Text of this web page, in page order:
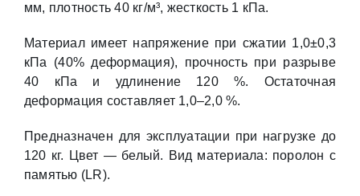
мм, плотность 40 кг/м³, жесткость 1 кПа.
Материал имеет напряжение при сжатии 1,0±0,3
кПа (40% деформация), прочность при разрыве
40 кПа и удлинение 120 %. Остаточная
деформация составляет 1,0–2,0 %.
Предназначен для эксплуатации при нагрузке до
120 кг. Цвет — белый. Вид материала: поролон с
памятью (LR).